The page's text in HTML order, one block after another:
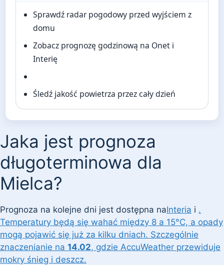
Sprawdź radar pogodowy przed wyjściem z
domu
Zobacz prognozę godzinową na Onet i
Interię
Śledź jakość powietrza przez cały dzień
Jaka jest prognoza
długoterminowa dla
Mielca?
Prognoza na kolejne dni jest dostępna naInteria i .
Temperatury będą się wahać między 8 a 15°C, a opady
mogą pojawić się już za kilku dniach. Szczególnie
znaczenianie na 14.02, gdzie AccuWeather przewiduje
mokry śnieg i deszcz.